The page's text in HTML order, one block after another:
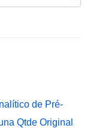
de Pré-
Qtde Original